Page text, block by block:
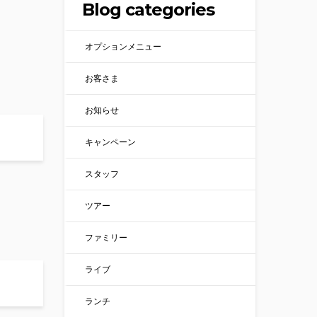
Blog categories
オプションメニュー
お客さま
お知らせ
キャンペーン
スタッフ
ツアー
ファミリー
ライブ
ランチ